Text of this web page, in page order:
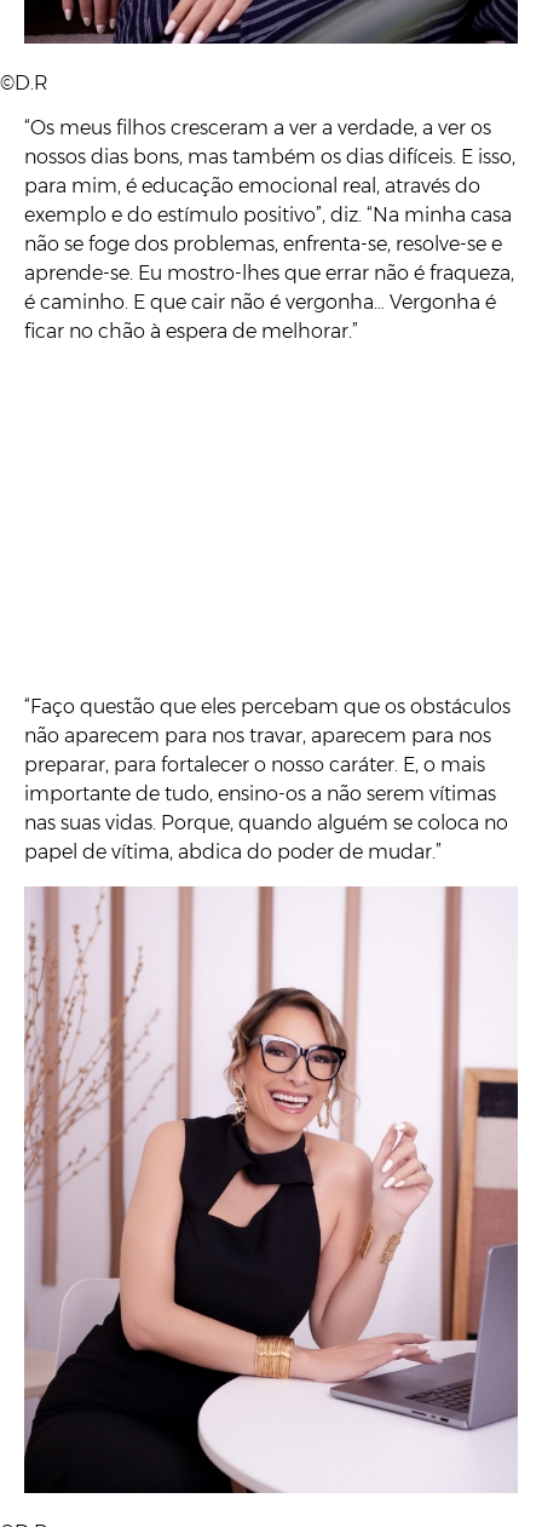
©D.R
“Os meus filhos cresceram a ver a verdade, a ver os
nossos dias bons, mas também os dias difíceis. E isso,
para mim, é educação emocional real, através do
exemplo e do estímulo positivo”, diz. “Na minha casa
não se foge dos problemas, enfrenta-se, resolve-se e
aprende-se. Eu mostro-lhes que errar não é fraqueza,
é caminho. E que cair não é vergonha… Vergonha é
ficar no chão à espera de melhorar.”
“Faço questão que eles percebam que os obstáculos
não aparecem para nos travar, aparecem para nos
preparar, para fortalecer o nosso caráter. E, o mais
importante de tudo, ensino-os a não serem vítimas
nas suas vidas. Porque, quando alguém se coloca no
papel de vítima, abdica do poder de mudar.”